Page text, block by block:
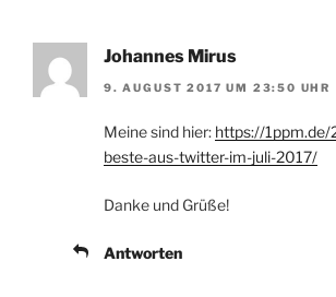
Johannes Mirus
9. AUGUST 2017 UM 23:50 UHR
Meine sind hier: https://
beste-aus-twitter-im-juli-2017/
Danke und Grüße!
Antworten